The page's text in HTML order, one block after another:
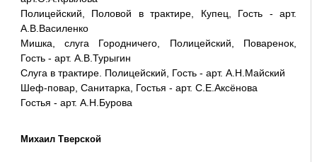
Полицейский, Половой в трактире, Купец, Гость - арт.
А.В.Василенко
Мишка, слуга Городничего, Полицейский, Поваренок,
Гость - арт. А.В.Турыгин
Слуга в трактире. Полицейский, Гость - арт. А.Н.Майский
Шеф-повар, Санитарка, Гостья - арт. С.Е.Аксёнова
Гостья - арт. А.Н.Бурова
Михаил Тверской